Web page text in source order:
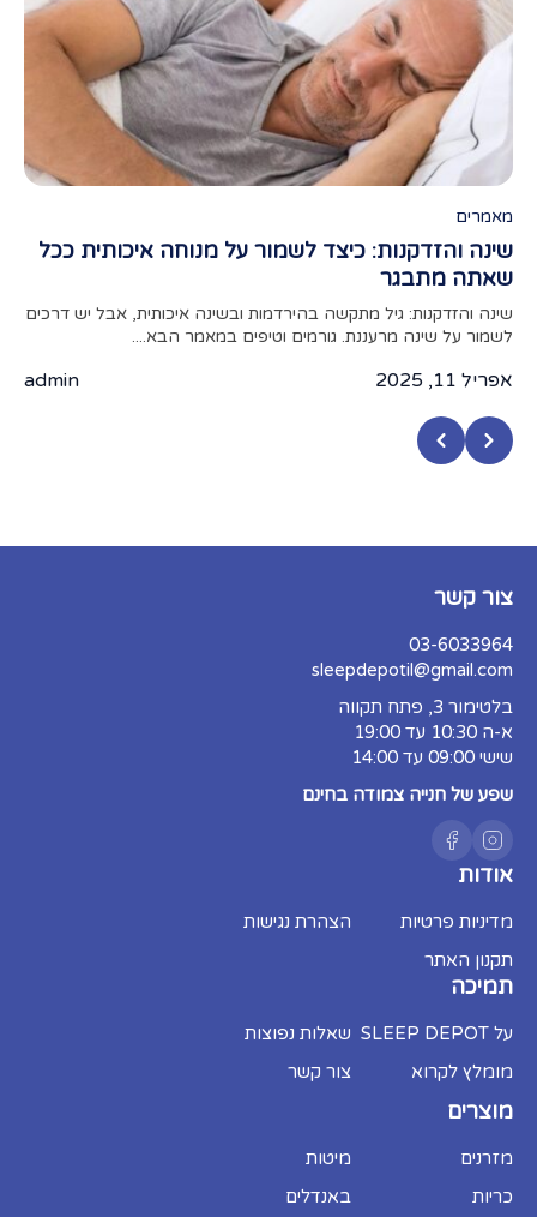
מאמרים
שינה והזדקנות: כיצד לשמור על מנוחה איכותית ככל
שאתה מתבגר
שינה והזדקנות: גיל מתקשה בהירדמות ובשינה איכותית, אבל יש דרכים
לשמור על שינה מרעננת. גורמים וטיפים במאמר הבא....
אפריל 11, 2025 admin
מוצרים
מזרנים
מיטות
כריות
באנדלים
תמיכה
על SLEEP DEPOT
שאלות נפוצות
מומלץ לקרוא
צור קשר
אודות
מדיניות פרטיות
הצהרת נגישות
תקנון האתר
צור קשר
03-6033964
sleepdepotil@gmail.com
בלטימור 3, פתח תקווה
א-ה 10:30 עד 19:00
שישי 09:00 עד 14:00
שפע של חנייה צמודה בחינם